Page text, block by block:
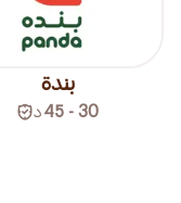
بندة
30 - 45 د